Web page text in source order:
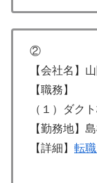
②
【会社名】
【職務】
（１）ダク
【勤務地】
【詳細】 転